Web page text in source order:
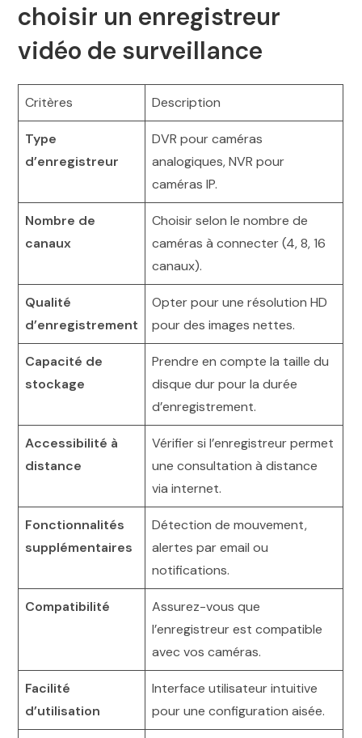
choisir un enregistreur
vidéo de surveillance
Critères Description
Type
d’enregistreur
DVR pour caméras
analogiques, NVR pour
caméras IP.
Nombre de
canaux
Choisir selon le nombre de
caméras à connecter (4, 8, 16
canaux).
Qualité
d’enregistrement
Opter pour une résolution HD
pour des images nettes.
Capacité de
stockage
Prendre en compte la taille du
disque dur pour la durée
d’enregistrement.
Accessibilité à
distance
Vérifier si l’enregistreur permet
une consultation à distance
via internet.
Fonctionnalités
supplémentaires
Détection de mouvement,
alertes par email ou
notifications.
Compatibilité
Assurez-vous que
l’enregistreur est compatible
avec vos caméras.
Facilité
d’utilisation
Interface utilisateur intuitive
pour une configuration aisée.